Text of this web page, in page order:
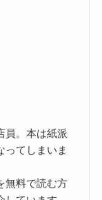
員。本は紙派
ってしまいま
無料で読む方